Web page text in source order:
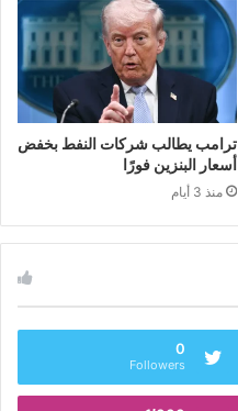
ترامب يطالب شركات النفط بخفض
أسعار البنزين فورًا
منذ 3 أيام
0
Followers